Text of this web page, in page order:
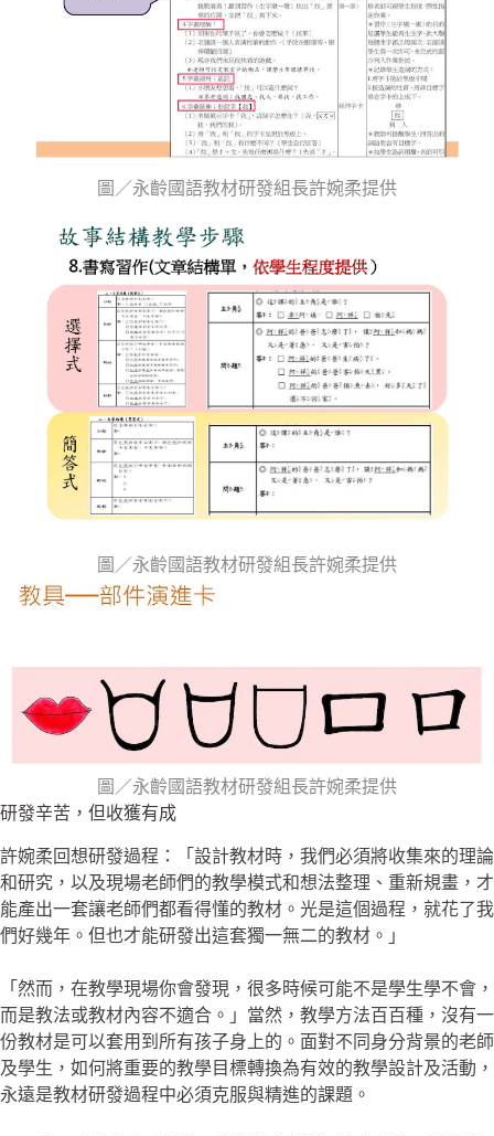
圖／永齡國語教材研發組長許婉柔提供
圖／永齡國語教材研發組長許婉柔提供
圖／永齡國語教材研發組長許婉柔提供
研發辛苦，但收獲有成
許婉柔回想研發過程：「設計教材時，我們必須將收集來的理論
和研究，以及現場老師們的教學模式和想法整理、重新規畫，才
能產出一套讓老師們都看得懂的教材。光是這個過程，就花了我
們好幾年。但也才能研發出這套獨一無二的教材。」
「然而，在教學現場你會發現，很多時候可能不是學生學不會，
而是教法或教材內容不適合。」當然，教學方法百百種，沒有一
份教材是可以套用到所有孩子身上的。面對不同身分背景的老師
及學生，如何將重要的教學目標轉換為有效的教學設計及活動，
永遠是教材研發過程中必須克服與精進的課題。